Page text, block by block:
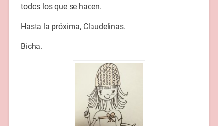
todos los que se hacen.
Hasta la próxima, Claudelinas.
Bicha.